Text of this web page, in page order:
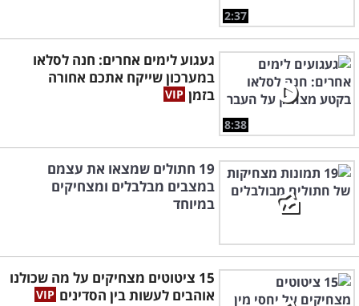
2:37
8:38
געגוע לימים אחרים: חנה לסלאו
במערכון שייקח אתכם אחורה
בזמן
19 חתולים שמצאו את עצמם
במצבים מבלבלים ומצחיקים
במיוחד
15 ציטוטים מצחיקים על מה שכולנו
אוהבים לעשות בין הסדינים